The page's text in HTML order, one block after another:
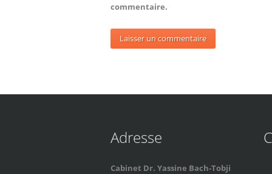
commentaire.
Adresse
Cabinet Dr. Yassine Bach-Tobji